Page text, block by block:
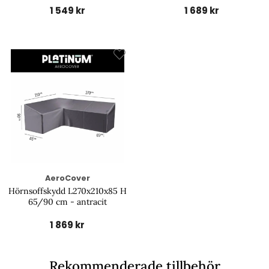
1 549 kr 1 689 kr
AeroCover
Hörnsoffskydd L270x210x85 H
65/90 cm - antracit
1 869 kr